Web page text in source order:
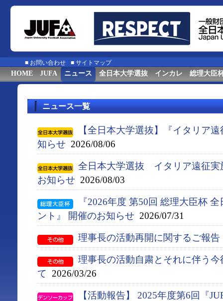
■ お問い合わせ ■ サイトマップ
HOME JUFA ニュース 全日本大学選抜 インカレ 総理大臣
ニュース一覧
【全日本大学選抜】『イタリア
知らせ 2026/08/06
全日本大学選抜 イタリア遠征実
お知らせ 2026/08/03
『2026年度 第50回 総理大臣杯
ント』 開催のお知らせ 2026/07/31
理事長の活動再開に関するご報告
理事長の活動自粛とそれに伴う
て 2026/03/26
【活動報告】 2025年度第6回『